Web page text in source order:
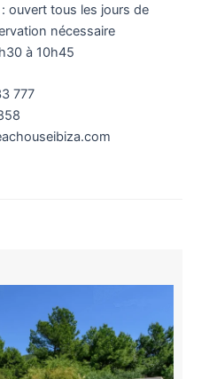
ouvert tous les jours de
nécessaire
à 10h45
777